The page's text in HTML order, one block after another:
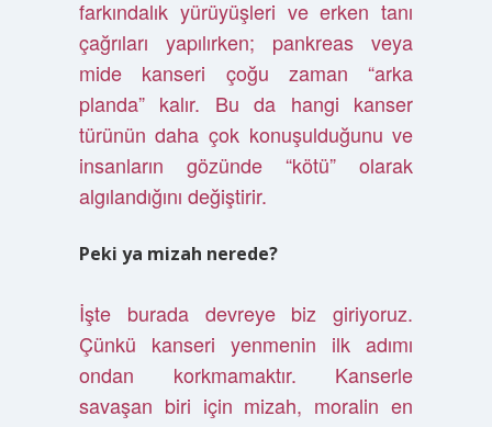
farkındalık yürüyüşleri ve erken tanı
çağrıları yapılırken; pankreas veya
mide kanseri çoğu zaman “arka
planda” kalır. Bu da hangi kanser
türünün daha çok konuşulduğunu ve
insanların gözünde “kötü” olarak
algılandığını değiştirir.
Peki ya mizah nerede?
İşte burada devreye biz giriyoruz.
Çünkü kanseri yenmenin ilk adımı
ondan korkmamaktır. Kanserle
savaşan biri için mizah, moralin en